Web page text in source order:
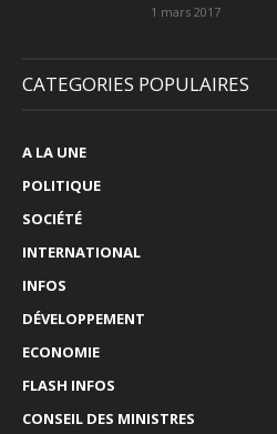
1 mars 2017
CATEGORIES POPULAIRES
A LA UNE
POLITIQUE
SOCIÉTÉ
INTERNATIONAL
INFOS
DÉVELOPPEMENT
ECONOMIE
FLASH INFOS
CONSEIL DES MINISTRES